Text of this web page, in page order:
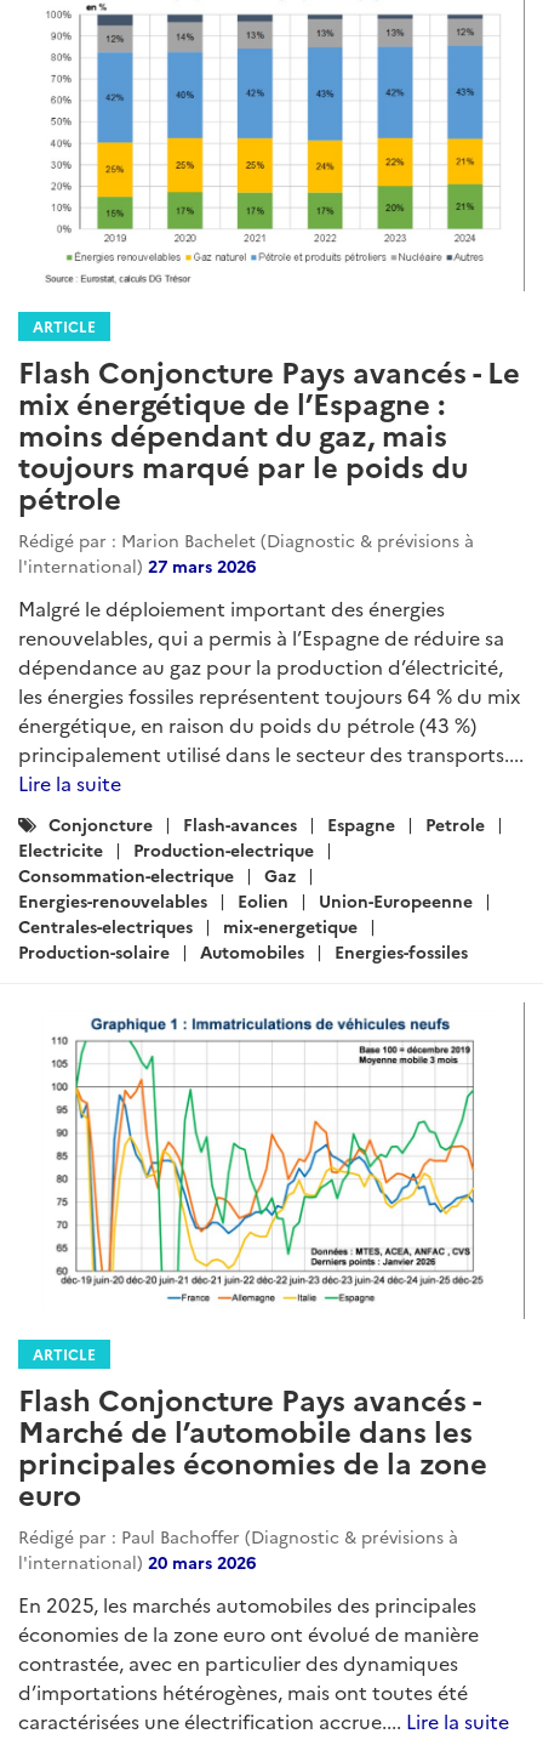
ARTICLE
Flash Conjoncture Pays avancés - Le
mix énergétique de l’Espagne :
moins dépendant du gaz, mais
toujours marqué par le poids du
pétrole
Rédigé par : Marion Bachelet (Diagnostic & prévisions à
l'international) 27 mars 2026
Malgré le déploiement important des énergies
renouvelables, qui a permis à l’Espagne de réduire sa
dépendance au gaz pour la production d’électricité,
les énergies fossiles représentent toujours 64 % du mix
énergétique, en raison du poids du pétrole (43 %)
principalement utilisé dans le secteur des transports....
Lire la suite
Catégories
:
Conjoncture Flash-avances Espagne
Petrole
Electricite
Production-electrique
Consommation-electrique
Gaz
Energies-renouvelables
Eolien
Union-Europeenne
Centrales-electriques
mix-energetique
Production-solaire
Automobiles Energies-fossiles
ARTICLE
Flash Conjoncture Pays avancés -
Marché de l’automobile dans les
principales économies de la zone
euro
Rédigé par : Paul Bachoffer (Diagnostic & prévisions à
l'international) 20 mars 2026
En 2025, les marchés automobiles des principales
économies de la zone euro ont évolué de manière
contrastée, avec en particulier des dynamiques
d’importations hétérogènes, mais ont toutes été
caractérisées une électrification accrue.... Lire la suite